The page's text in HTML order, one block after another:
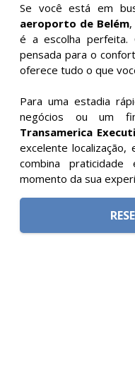
Se você está em
aeroporto de Belém,
é a escolha perfeita.
pensada para o
oferece tudo o que
Para uma estadia
negócios ou um
Transamerica
excelente
combina praticidade
momento da sua